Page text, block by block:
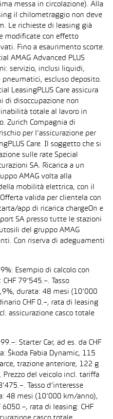
messa in circolazione). Alla
il chilometraggio non deve
Le richieste di leasing già
modificate con effetto
Fino a esaurimento scorte.
AMAG Advanced PLUS
servizio, inclusi liquidi,
escluso deposito.
LeasingPLUS Care assicura
di disoccupazione non
totale al lavoro in
Zurich Compagnia di
per l’assicurazione per
Care. Il soggetto che si
sulle rate Special
SA. Ricarica a un
AMAG volta alla
mobilità elettrica, con il
valida per clientela con
app di ricarica chargeOn e
SA presso tutte le stazioni
del gruppo AMAG
Con riserva di adeguamenti
Esempio di calcolo con
79’545.–. Tasso
durata: 48 mesi (10’000
CHF 0.–, rata di leasing
assicurazione casco totale
Starter Car, ad es. da CHF
Škoda Fabia Dynamic, 115
trazione anteriore, 122 g
del veicolo incl. tariffa
Tasso d’interesse
48 mesi (10’000 km/anno),
rata di leasing: CHF